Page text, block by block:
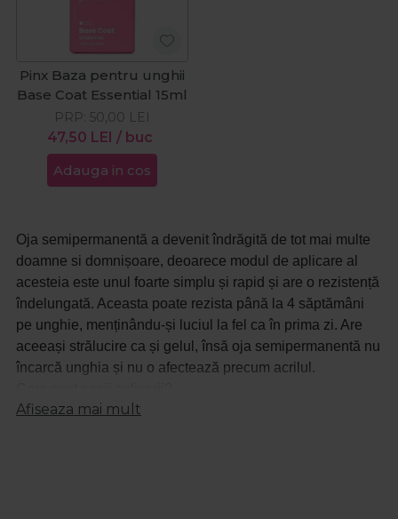
Pinx Baza pentru unghii
Base Coat Essential 15ml
47,50 LEI / buc
PRP: 50,00 LEI
Adauga in cos
Oja semipermanentă a devenit îndrăgită de tot mai multe
doamne si domnișoare, deoarece modul de aplicare al
acesteia este unul foarte simplu și rapid și are o rezistență
îndelungată. Aceasta poate rezista până la 4 săptămâni
pe unghie, menținându-și luciul la fel ca în prima zi. Are
aceeași strălucire ca și gelul, însă oja semipermanentă nu
încarcă unghia și nu o afectează precum acrilul.
Pasul 1. Îndepărtează orice urmă de lac aplicat anterior.
Afiseaza mai mult